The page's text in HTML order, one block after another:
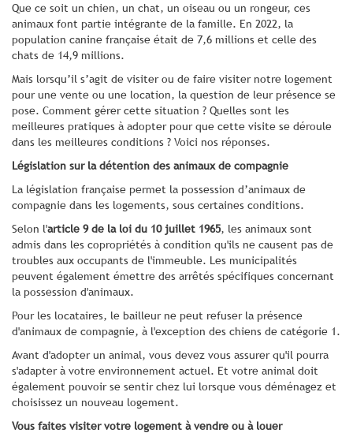
Que ce soit un chien, un chat, un oiseau ou un rongeur, ces
animaux font partie intégrante de la famille. En 2022, la
population canine française était de 7,6 millions et celle des
chats de 14,9 millions.
Mais lorsqu’il s’agit de visiter ou de faire visiter notre logement
pour une vente ou une location, la question de leur présence se
pose. Comment gérer cette situation ? Quelles sont les
meilleures pratiques à adopter pour que cette visite se déroule
dans les meilleures conditions ? Voici nos réponses.
Législation sur la détention des animaux de compagnie
La législation française permet la possession d’animaux de
compagnie dans les logements, sous certaines conditions.
Selon l'article 9 de la loi du 10 juillet 1965, les animaux sont
admis dans les copropriétés à condition qu'ils ne causent pas de
troubles aux occupants de l'immeuble. Les municipalités
peuvent également émettre des arrêtés spécifiques concernant
la possession d'animaux.
Pour les locataires, le bailleur ne peut refuser la présence
d'animaux de compagnie, à l'exception des chiens de catégorie 1.
Avant d'adopter un animal, vous devez vous assurer qu'il pourra
s'adapter à votre environnement actuel. Et votre animal doit
également pouvoir se sentir chez lui lorsque vous déménagez et
choisissez un nouveau logement.
Vous faites visiter votre logement à vendre ou à louer